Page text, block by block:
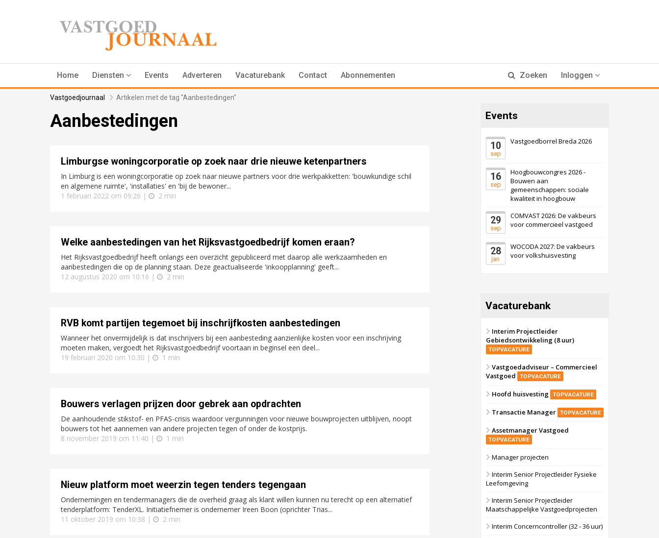
Home Diensten Events Adverteren Vacaturebank Contact Abonnementen Zoeken Inloggen
Vastgoedjournaal Artikelen met de tag "Aanbestedingen"
Aanbestedingen
Limburgse woningcorporatie op zoek naar drie nieuwe ketenpartners
In Limburg is een woningcorporatie op zoek naar nieuwe partners voor drie werkpakketten: 'bouwkundige schil
en algemene ruimte', 'installaties' en 'bij de bewoner...
1 februari 2022 om 09:26 |
2 min
Welke aanbestedingen van het Rijksvastgoedbedrijf komen eraan?
Het Rijksvastgoedbedrijf heeft onlangs een overzicht gepubliceerd met daarop alle werkzaamheden en
aanbestedingen die op de planning staan. Deze geactualiseerde 'inkoopplanning' geeft...
12 augustus 2020 om 10:16 |
2 min
RVB komt partijen tegemoet bij inschrijfkosten aanbestedingen
Wanneer het onvermijdelijk is dat inschrijvers bij een aanbesteding aanzienlijke kosten voor een inschrijving
moeten maken, vergoedt het Rijksvastgoedbedrijf voortaan in beginsel een deel...
19 februari 2020 om 10:30 |
1 min
Bouwers verlagen prijzen door gebrek aan opdrachten
De aanhoudende stikstof- en PFAS-crisis waardoor vergunningen voor nieuwe bouwprojecten uitblijven, noopt
bouwers tot het aannemen van andere projecten tegen of onder de kostprijs.
8 november 2019 om 11:40 |
1 min
Nieuw platform moet weerzin tegen tenders tegengaan
Ondernemingen en tendermanagers die de overheid graag als klant willen kunnen nu terecht op een alternatief
tenderplatform: TenderXL. Initiatiefnemer is ondernemer Ireen Boon (oprichter Trias...
11 oktober 2019 om 10:38 |
2 min
Events
10
sep
Vastgoedborrel Breda 2026
16
sep
Hoogbouwcongres 2026 -
Bouwen aan
gemeenschappen: sociale
kwaliteit in hoogbouw
29
sep
COMVAST 2026: De vakbeurs
voor commercieel vastgoed
28
jan
WOCODA 2027: De vakbeurs
voor volkshuisvesting
Vacaturebank
Interim Projectleider
Gebiedsontwikkeling (8 uur)
TOPVACATURE
Vastgoedadviseur – Commercieel
Vastgoed
TOPVACATURE
Hoofd huisvesting TOPVACATURE
Transactie Manager TOPVACATURE
Assetmanager Vastgoed
TOPVACATURE
Manager projecten
Interim Senior Projectleider Fysieke
Leefomgeving
Interim Senior Projectleider
Maatschappelijke Vastgoedprojecten
Interim Concerncontroller (32 - 36 uur)